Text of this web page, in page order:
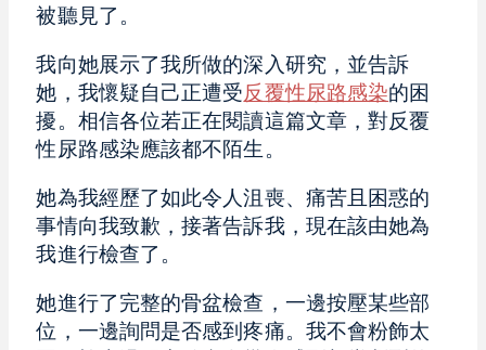
被聽見了。
我向她展示了我所做的深入研究，並告訴
她，我懷疑自己正遭受反覆性尿路感染的困
擾。相信各位若正在閱讀這篇文章，對反覆
性尿路感染應該都不陌生。
她為我經歷了如此令人沮喪、痛苦且困惑的
事情向我致歉，接著告訴我，現在該由她為
我進行檢查了。
她進行了完整的骨盆檢查，一邊按壓某些部
位，一邊詢問是否感到疼痛。我不會粉飾太